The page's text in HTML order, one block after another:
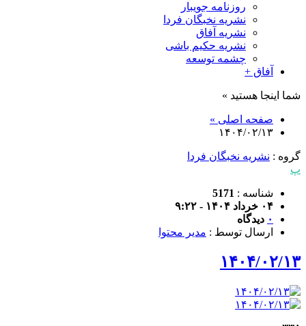
روزنامه جویبار
نشریه نخبگان فردا
نشریه آفاق
نشریه حکیم باشی
چشمه توسعه
آفاق +
شما اینجا هستید »
صفحه اصلی »
۱۴۰۴/۰۲/۱۳
گروه : نشریه نخبگان فردا
پ
شناسه : 5171
۰۴ خرداد ۱۴۰۴ - ۹:۲۲
۰ دیدگاه
ارسال توسط : مدیر محتوا
۱۴۰۴/۰۲/۱۳